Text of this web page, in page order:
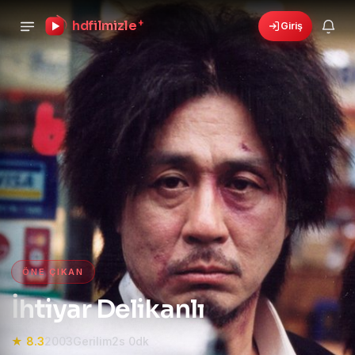
hdfilmizle + Giriş
🎁 6 yeni fırsat! Bonusları gör›
HD Film izle — HD Film İzle,
ÖNE ÇIKAN
İhtiyar Delikanlı
★ 8.32003 Gerilim2s 0dk